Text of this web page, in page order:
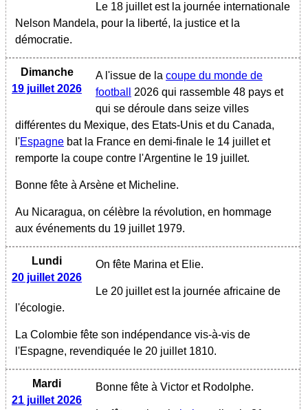
Le 18 juillet est la journée internationale
Nelson Mandela, pour la liberté, la justice et la
démocratie.
Dimanche
19 juillet 2026
A l'issue de la coupe du monde de
football
2026 qui rassemble 48 pays et
qui se déroule dans seize villes
différentes du Mexique, des Etats-Unis et du Canada,
l'Espagne bat la France en demi-finale le 14 juillet et
remporte la coupe contre l'Argentine le 19 juillet.
Bonne fête à Arsène et Micheline.
Au Nicaragua, on célèbre la révolution, en hommage
aux événements du 19 juillet 1979.
Lundi
20 juillet 2026
On fête Marina et Elie.
Le 20 juillet est la journée africaine de
l'écologie.
La Colombie fête son indépendance vis-à-vis de
l'Espagne, revendiquée le 20 juillet 1810.
Mardi
21 juillet 2026
Bonne fête à Victor et Rodolphe.